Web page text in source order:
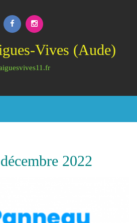
Vives (Aude)
décembre 2022